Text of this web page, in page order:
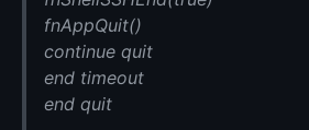
fnAppQuit()
continue quit
end timeout
end quit